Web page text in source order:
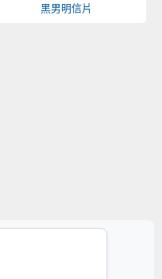
黑男明信片